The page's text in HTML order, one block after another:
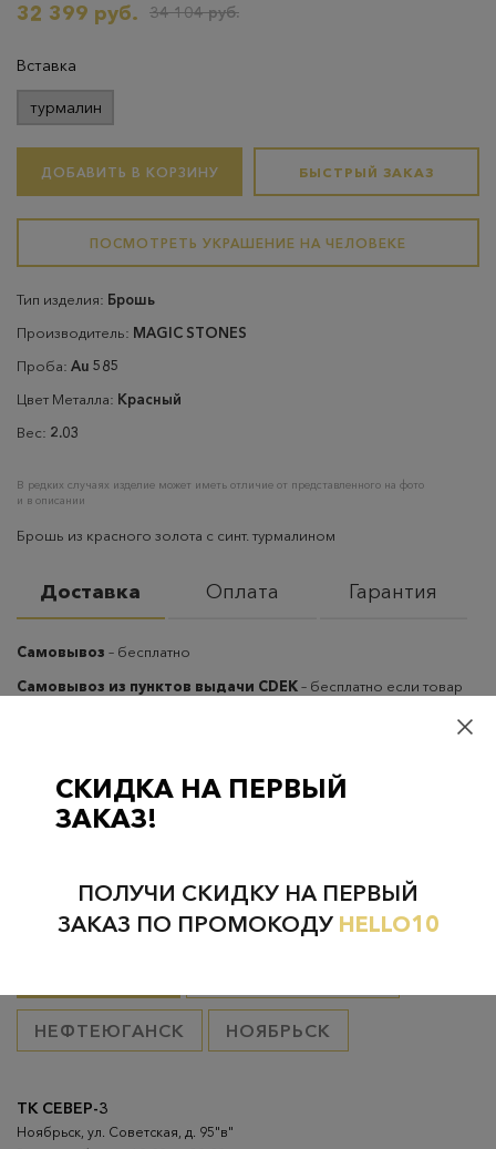
32 399 руб.
34 104 руб.
Вставка
турмалин
ДОБАВИТЬ В КОРЗИНУ БЫСТРЫЙ ЗАКАЗ
ПОСМОТРЕТЬ УКРАШЕНИЕ НА ЧЕЛОВЕКЕ
Тип изделия: Брошь
Производитель: MAGIC STONES
Проба: Au 585
Цвет Металла: Красный
Вес: 2.03
В редких случаях изделие может иметь отличие от представленного на фото
и в описании
Брошь из красного золота с синт. турмалином
Доставка Оплата Гарантия
Самовывоз – бесплатно
Самовывоз из пунктов выдачи CDEK– бесплатно если товар
Проверьте наличие в магазинах
НЕФТЕЮГАНСК НОЯБРЬСК
ТК СЕВЕР-3
Ноябрьск, ул. Советская, д. 95"в"
СКИДКА НА ПЕРВЫЙ
ЗАКАЗ!
ПОЛУЧИ СКИДКУ НА ПЕРВЫЙ
ЗАКАЗ ПО ПРОМОКОДУ HELLO10